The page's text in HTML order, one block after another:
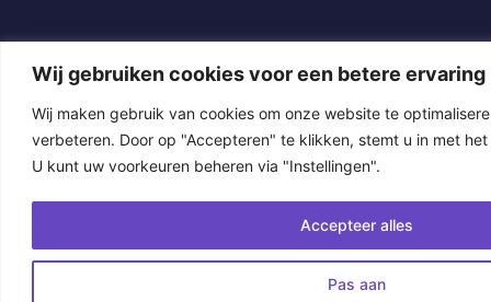
Wij gebruiken cookies voor een betere ervaring
Wij maken gebruik van cookies om onze website te
verbeteren. Door op "Accepteren" te klikken, stemt u in met
U kunt uw voorkeuren beheren via "Instellingen".
Pas aan
Accepteer alles